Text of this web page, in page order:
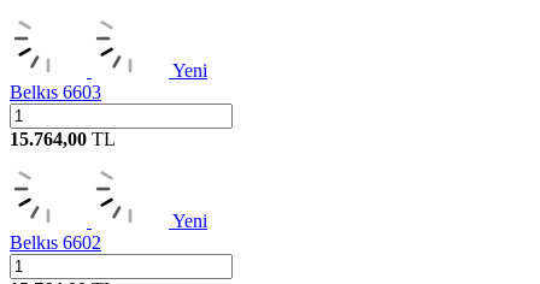
Yeni
Belkıs 6603
15.764,00 TL
Yeni
Belkıs 6602